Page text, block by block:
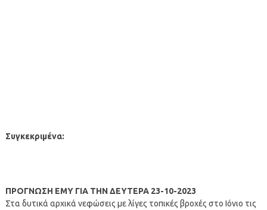
Συγκεκριμένα:
ΠΡΟΓΝΩΣΗ ΕΜΥ ΓΙΑ ΤΗΝ ΔΕΥΤΕΡΑ 23-10-2023
Στα δυτικά αρχικά νεφώσεις με λίγες τοπικές βροχές στο Ιόνιο τις